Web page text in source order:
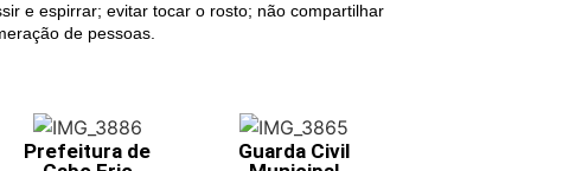
e espirrar; evitar tocar o rosto; não compartilhar
de pessoas.
Prefeitura de
Guarda Civil